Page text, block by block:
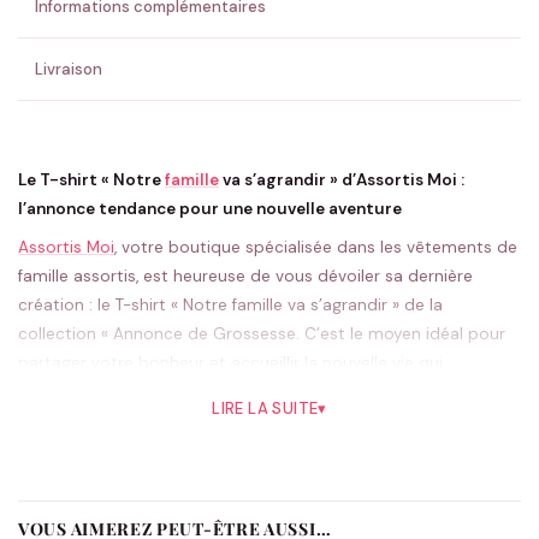
Informations complémentaires
Livraison
Le T-shirt « Notrefamilleva s’agrandir » d’Assortis Moi :
l’annonce tendance pour une nouvelle aventure
Assortis Moi, votre boutique spécialisée dans les vêtements de
famille assortis, est heureuse de vous dévoiler sa dernière
création : le T-shirt « Notre famille va s’agrandir » de la
collection « Annonce de Grossesse. C’est le moyen idéal pour
emblématique, sont une annonce douce et subtile de l’arrivée
LIRE LA SUITE▾
VOUS AIMEREZ PEUT-ÊTRE AUSSI…